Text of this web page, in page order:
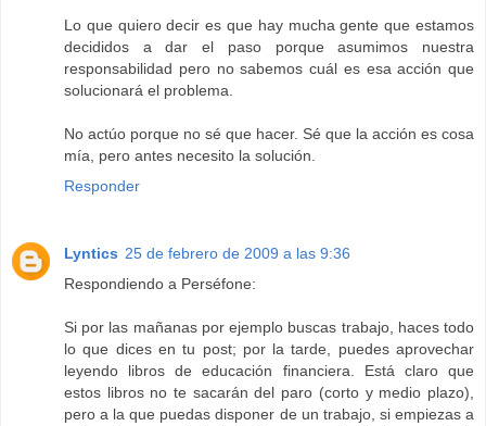
Lo que quiero decir es que hay mucha gente que estamos
decididos a dar el paso porque asumimos nuestra
responsabilidad pero no sabemos cuál es esa acción que
solucionará el problema.
No actúo porque no sé que hacer. Sé que la acción es cosa
mía, pero antes necesito la solución.
Responder
Lyntics 25 de febrero de 2009 a las 9:36
Respondiendo a Perséfone:
Si por las mañanas por ejemplo buscas trabajo, haces todo
lo que dices en tu post; por la tarde, puedes aprovechar
leyendo libros de educación financiera. Está claro que
estos libros no te sacarán del paro (corto y medio plazo),
pero a la que puedas disponer de un trabajo, si empiezas a